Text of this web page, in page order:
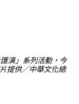
演」系列活動，今
提供／中華文化總